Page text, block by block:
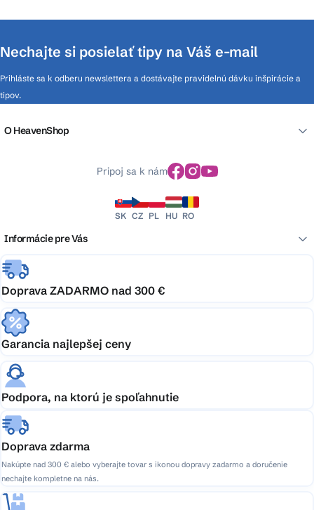
Nechajte si posielať tipy na Váš e-mail
Prihláste sa k odberu newslettera a dostávajte pravidelnú dávku inšpirácie a
tipov.
O HeavenShop
Pripoj sa k nám
SK CZ PL HU RO
Informácie pre Vás
Doprava ZADARMO nad 300 €
Garancia najlepšej ceny
Podpora, na ktorú je spoľahnutie
Doprava zdarma
Nakúpte nad 300 € alebo vyberajte tovar s ikonou dopravy zadarmo a doručenie
nechajte kompletne na nás.